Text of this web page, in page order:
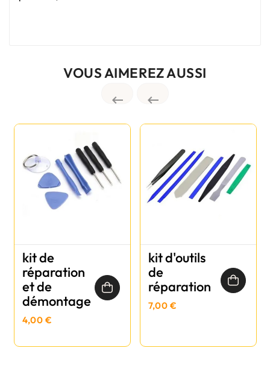
VOUS AIMEREZ AUSSI
 
kit de
réparation
et de
démontage
4,00 €
kit d'outils
de
réparation
7,00 €